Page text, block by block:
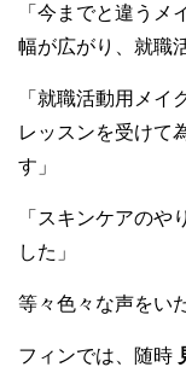
「今までと違う
幅が広がり、就職
「就職活動用メイ
レッスンを受けて
す」
「スキンケアのや
した」
等々色々な声をい
フィンでは、随時